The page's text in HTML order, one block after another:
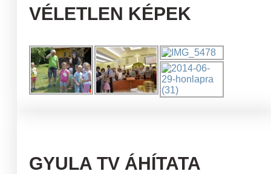
VÉLETLEN KÉPEK
GYULA TV ÁHÍTATA